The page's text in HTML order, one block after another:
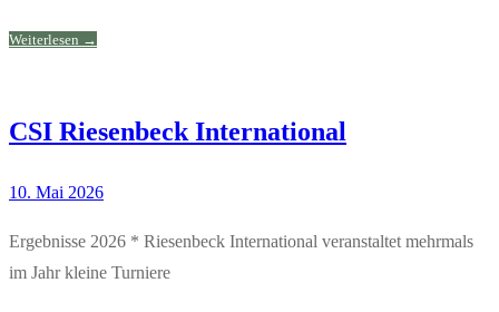
Weiterlesen →
CSI Riesenbeck International
10. Mai 2026
Ergebnisse 2026 * Riesenbeck International veranstaltet mehrmals
im Jahr kleine Turniere